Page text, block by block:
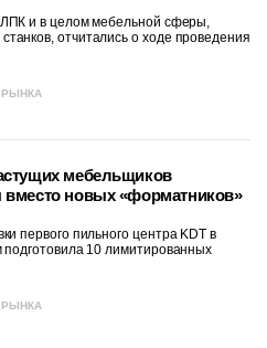
и в целом мебельной сферы,
отчитались о ходе проведения
РЫНКА
мебельщиков
новых «форматников»
первого пильного центра KDT в
подготовила 10 лимитированных
РЫНКА